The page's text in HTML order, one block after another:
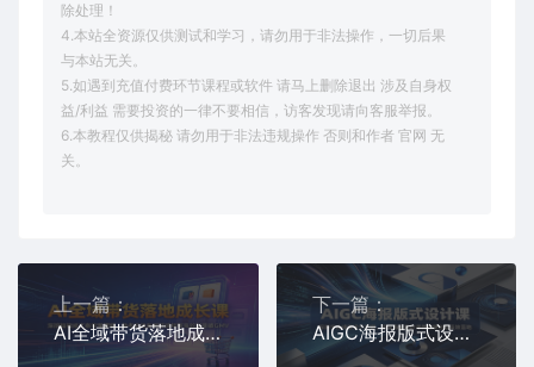
除处理！
4.本站全资源仅供测试和学习，请勿用于非法操作，一切后果
与本站无关。
5.如遇到充值付费环节课程或软件 请马上删除退出 涉及自身权
益/利益 需要投资的一律不要相信，访客发现请向客服举报。
6.本教程仅供揭秘 请勿用于非法违规操作 否则和作者 官网 无
关。
上一篇：
AI全域带货落地成长课：深挖短视频文案变现逻辑，参考实战案例搭建矩阵高效起量破GMV
下一篇：
AIGC海报版式设计课：深耕字体排版设计逻辑，搭配海量素材课件实现创意高效落地